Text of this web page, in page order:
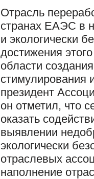
Отрасль
странах ЕАЭС в
и экологически
достижения
области
стимулирования
президент
он отметил, что
оказать
выявлении
экологически
отраслевых
наполнение